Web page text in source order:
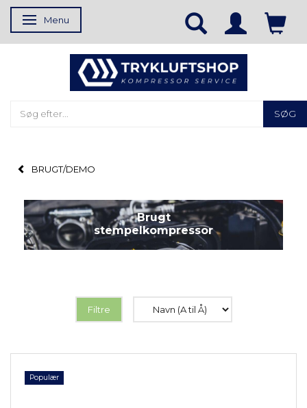
Skifte navigation
Menu
SØG
BRUGT/DEMO
Brugt
stempelkompressor
Filtre
Populær